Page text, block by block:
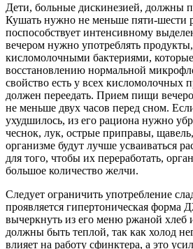
Дети, больные дискинезией, должны
Кушать нужно не меньше пяти-шести
поспособствует интенсивному
вечером нужно употреблять
кисломолочными бактериями, которые
восстановлению нормальной
свойство есть у всех кисломолочных
должен переедать. Прием пищи
не меньше двух часов перед сном.
ухудшилось, из его рациона нужно
чеснок, лук, острые приправы,
организме будут лучше усваиваться
для того, чтобы их переработать,
большое количество желчи.
Следует ограничить употребление
проявляется гипертоническая
вычеркнуть из его меню ржаной
должны быть теплой, так как холод
влияет на работу сфинктера, а это